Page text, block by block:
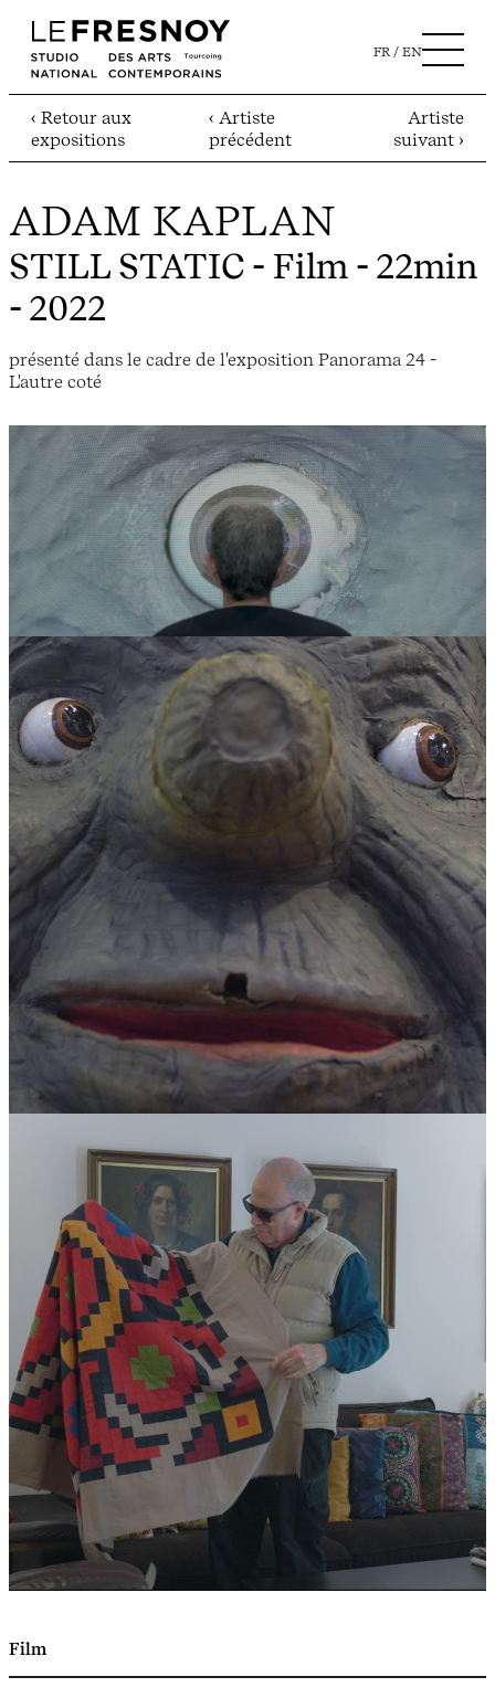
FR EN
‹ Retour aux
expositions
‹ Artiste
précédent
Artiste
suivant ›
ADAM KAPLAN
STILL STATIC - Film - 22min
- 2022
présenté dans le cadre de l'exposition Panorama 24 -
L'autre coté
Film